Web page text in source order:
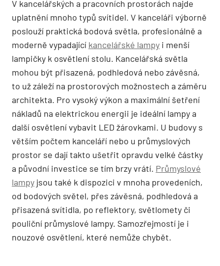
V kancelářských a pracovních prostorách najde
uplatnění mnoho typů svítidel. V kanceláři výborně
poslouží praktická bodová světla, profesionálně a
moderně vypadající kancelářské lampy i menší
lampičky k osvětlení stolu. Kancelářská světla
mohou být přisazená, podhledová nebo závěsná,
to už záleží na prostorových možnostech a záměru
architekta. Pro vysoký výkon a maximální šetření
nákladů na elektrickou energii je ideální lampy a
další osvětlení vybavit LED žárovkami. U budovy s
větším počtem kanceláří nebo u průmyslových
prostor se dají takto ušetřit opravdu velké částky
a původní investice se tím brzy vrátí. Průmyslové
lampy jsou také k dispozici v mnoha provedeních,
od bodových světel, přes závěsná, podhledová a
přisazená svítidla, po reflektory, světlomety či
pouliční průmyslové lampy. Samozřejmostí je i
nouzové osvětlení, které nemůže chybět.